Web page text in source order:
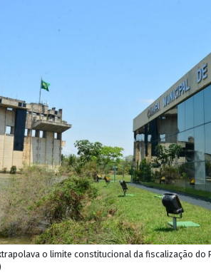
o limite constitucional da fiscalização do